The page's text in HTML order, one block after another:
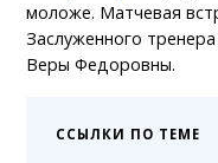
моложе. Матчевая
Заслуженного
Веры Федоровны.
ССЫЛКИ ПО ТЕМЕ